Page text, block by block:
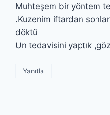
Muhteşem bir yöntem
.Kuzenim iftardan
döktü
Un tedavisini yaptık
Yanıtla